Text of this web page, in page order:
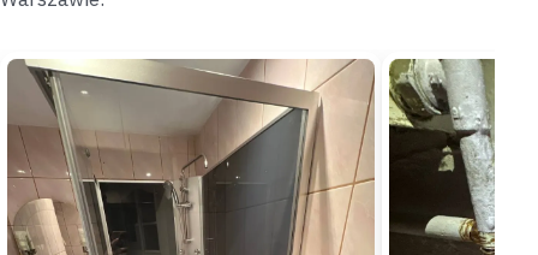
„Stare podejścia w łazience zaczęły tracić ciśnienie
po awarii sąsiada.”
Na miejscu oceniliśmy stan instalacji i wymieniliśmy
skorodowane podejścia na PEX —
ciśnienie wróciło do
normy.
Wymienione Diagnoza na miejscu